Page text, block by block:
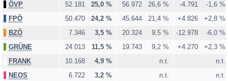
ÖVP
52.181 25,0 % 56.972 26,6 % -4.791
-1,6 %
FPÖ
50.470 24,2 % 45.644 21,4 % +4.826
+2,8 %
BZÖ
7.346 3,5 % 20.324 9,5 % -12.978
-6,0 %
GRÜNE
24.013 11,5 % 19.743 9,2 % +4.270
+2,3 %
FRANK
10.168 4,9 % n.t.
n.t.
NEOS
6.722 3,2 % n.t. n.t.